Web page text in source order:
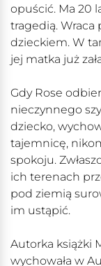
opuścić. Ma 20
tragedią. Wraca
dzieckiem. W
jej matka już
Gdy Rose
nieczynnego
dziecko,
tajemnicę,
spokoju.
ich terenach
pod ziemią
im ustąpić.
Autorka książki
wychowała w